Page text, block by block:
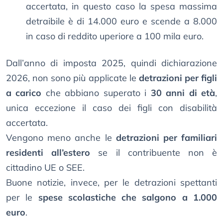
accertata, in questo caso la spesa massima
detraibile è di 14.000 euro e scende a 8.000
in caso di reddito uperiore a 100 mila euro.
Dall’anno di imposta 2025, quindi dichiarazione
2026, non sono più applicate le detrazioni per figli
a carico che abbiano superato i 30 anni di età,
unica eccezione il caso dei figli con disabilità
accertata.
Vengono meno anche le detrazioni per familiari
residenti all’estero se il contribuente non è
cittadino UE o SEE.
Buone notizie, invece, per le detrazioni spettanti
per le spese scolastiche che salgono a 1.000
euro.